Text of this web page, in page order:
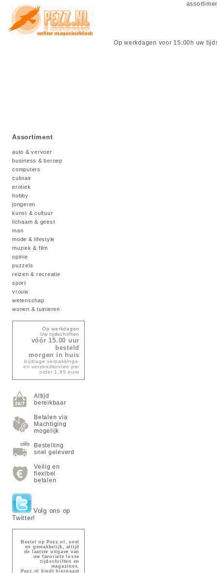
Op werkdagen voor 15:00h uw
Assortiment
auto & vervoer
business & beroep
computers
culinair
erotiek
hobby
jongeren
kunst & cultuur
lichaam & geest
man
mode & lifestyle
muziek & film
opinie
puzzels
reizen & recreatie
sport
vrouw
wetenschap
wonen & tuinieren
Op werkdagen
Uw tijdschriften
vóór 15.00 uur
besteld
morgen in huis
bijdrage verpakkings-
en verzendkosten per
order 1,95 euro
Altijd
bereikbaar
Betalen via
Machtiging
mogelijk
Bestelling
snel geleverd
Veilig en
flexibel
betalen
Volg ons op
Twitter!
Bestel op Pezz.nl, snel
en gemakkelijk, altijd
de laatste uitgave van
uw favoriete losse
tijdschriften en
magazines.
Pezz.nl biedt hiernaast